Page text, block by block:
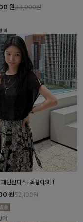
원33,900원
역
패턴원피스+목걸이SET
원52,100원
역